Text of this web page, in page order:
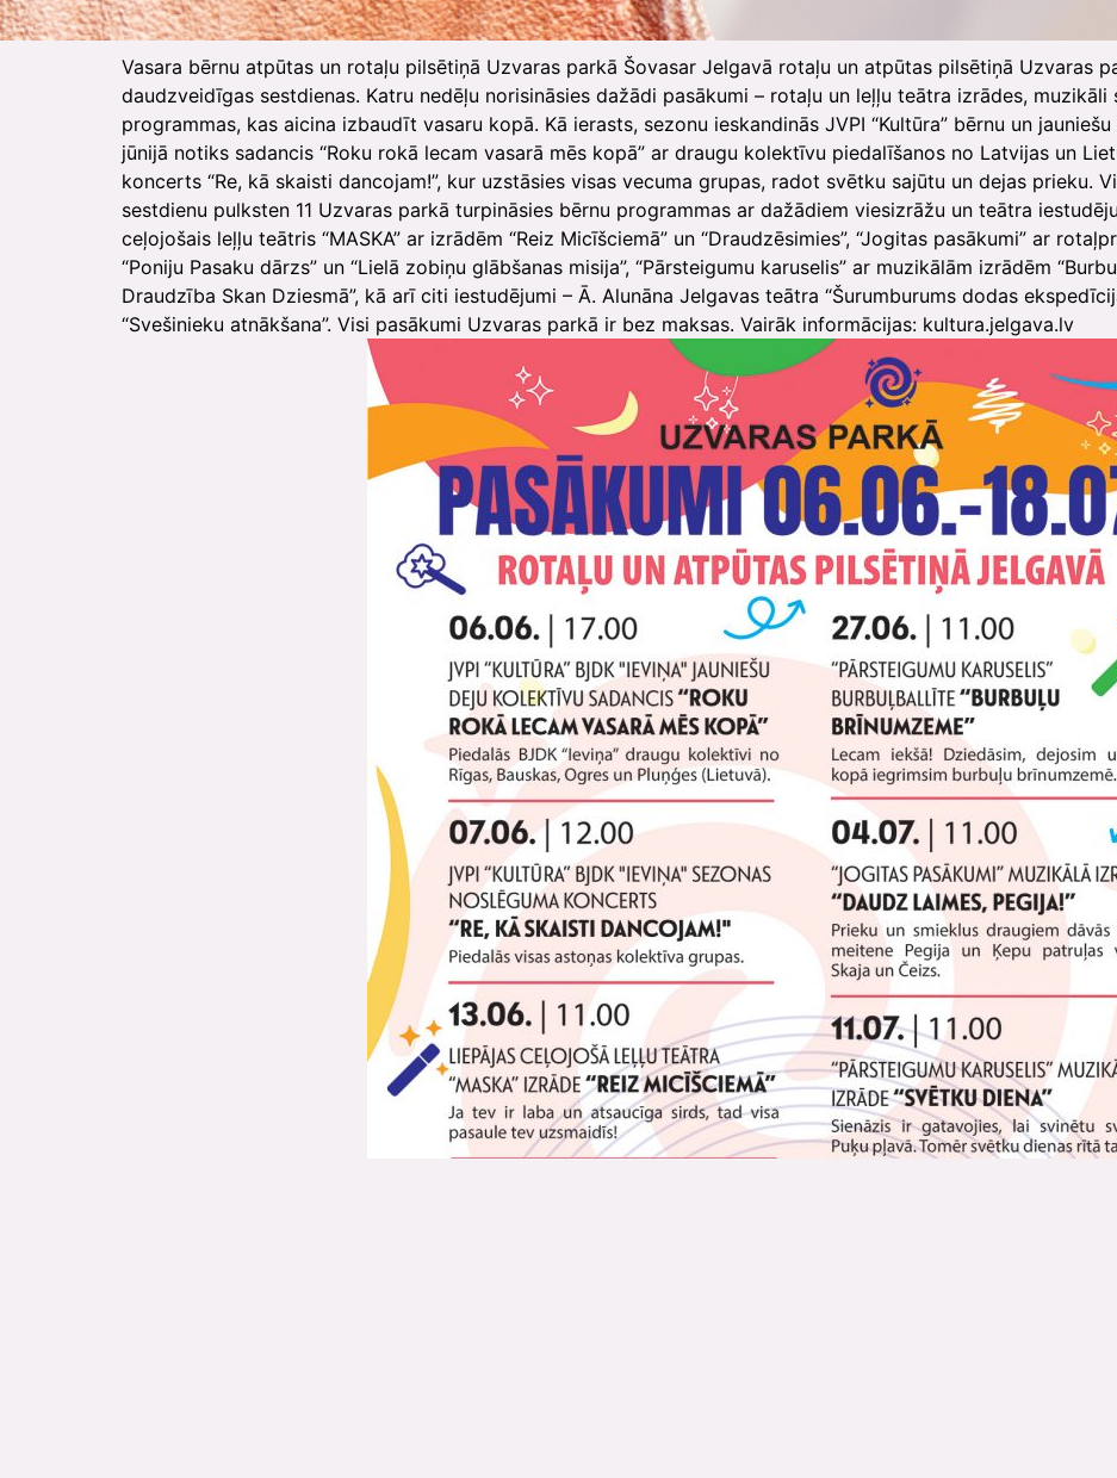
Vasara bērnu atpūtas un rotaļu pilsētiņā Uzvaras parkā Šovasar Jelgavā rotaļu un atpūtas pilsētiņā Uzvaras
daudzveidīgas sestdienas. Katru nedēļu norisināsies dažādi pasākumi – rotaļu un leļļu teātra izrādes,
programmas, kas aicina izbaudīt vasaru kopā. Kā ierasts, sezonu ieskandinās JVPI “Kultūra” bērnu un
jūnijā notiks sadancis “Roku rokā lecam vasarā mēs kopā” ar draugu kolektīvu piedalīšanos no Latvijas un
koncerts “Re, kā skaisti dancojam!”, kur uzstāsies visas vecuma grupas, radot svētku sajūtu un dejas prieku.
sestdienu pulksten 11 Uzvaras parkā turpināsies bērnu programmas ar dažādiem viesizrāžu un teātra
ceļojošais leļļu teātris “MASKA” ar izrādēm “Reiz Micīšciemā” un “Draudzēsimies”, “Jogitas pasākumi” ar
“Poniju Pasaku dārzs” un “Lielā zobiņu glābšanas misija”, “Pārsteigumu karuselis” ar muzikālām izrādēm
Draudzība Skan Dziesmā”, kā arī citi iestudējumi – Ā. Alunāna Jelgavas teātra “Šurumburums dodas
“Svešinieku atnākšana”. Visi pasākumi Uzvaras parkā ir bez maksas. Vairāk informācijas: kultura.jelgava.lv